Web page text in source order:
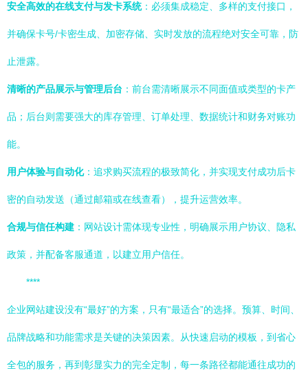
安全高效的在线支付与发卡系统：必须集成稳定、多样的支付接口，
并确保卡号/卡密生成、加密存储、实时发放的流程绝对安全可靠，防
止泄露。
清晰的产品展示与管理后台 ：前台需清晰展示不同面值或类型的卡产
品；后台则需要强大的库存管理、订单处理、数据统计和财务对账功
能。
用户体验与自动化：追求购买流程的极致简化，并实现支付成功后卡
密的自动发送（通过邮箱或在线查看），提升运营效率。
合规与信任构建 ：网站设计需体现专业性，明确展示用户协议、隐私
政策，并配备客服通道，以建立用户信任。
****
企业网站建设没有“最好”的方案，只有“最适合”的选择。预算、时间、
品牌战略和功能需求是关键的决策因素。从快速启动的模板，到省心
全包的服务，再到彰显实力的完全定制，每一条路径都能通往成功的